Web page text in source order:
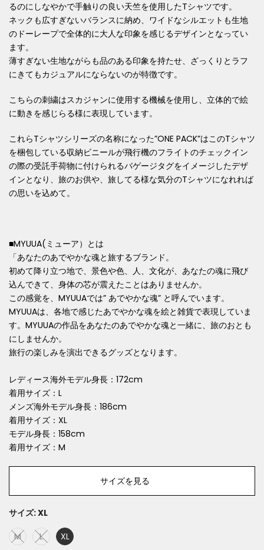
るのにしなやかで手触りの良い天竺を使用したTシャツです。
ネックも広すぎないバランスに納め、ワイドなシルエットも生地
のドーレープで全体的に大人な印象を感じるデザインとなってい
ます。
薄すぎない生地ながらも品のある印象を持たせ、ざっくりとラフ
にきてもカジュアルにならないのが特徴です。
こちらの刺繍はスカジャンに使用する機械を使用し、立体的で絵
に動きを感じらる様に表現しています。
これらTシャツシリーズの名称になった”ONE PACK”はこのTシャツ
を梱包している収納ビニールが飛行機のフライトのチェックイン
の際の受託手荷物に付けられるバゲージタグをイメージしたデザ
インとなり、旅のお供や、旅してる様な気分のTシャツになれれば
の思いを込めて。
■MYUUA(ミューア）とは
「あなたのあでやかな魂と旅するブランド。
初めて降り⽴つ地で、景⾊や⾊、 ⼈、⽂化が、あなたの魂に⾶び
込んできて、⾝体の芯が震えたことはありませんか。
この感覚を、MYUUAでは” あでやかな魂” と呼んでいます。
MYUUAは、各地で感じたあでやかな魂を絵と雑貨で表現していま
す。MYUUAの作品をあなたのあでやかな魂と⼀緒に、旅のおとも
にしませんか。
旅⾏の楽しみを演出できるグッズとなります。
レディース海外モデル身長：172cm
着用サイズ：L
メンズ海外モデル身長：186cm
着用サイズ：XL
モデル身長：158cm
着用サイズ：M
サイズを見る
サイズ:XL
M
L XL